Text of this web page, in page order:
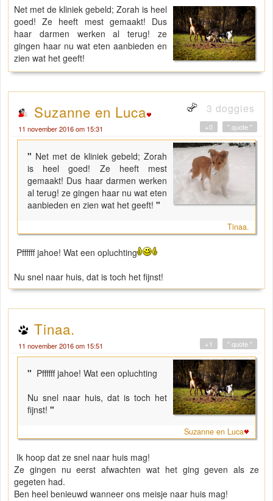
Net met de kliniek gebeld; Zorah is heel
goed! Ze heeft mest gemaakt! Dus
haar darmen werken al terug! ze
gingen haar nu wat eten aanbieden en
zien wat het geeft!
Suzanne en Luca 3 doggies
11 november 2016 om 15:31 " quote "
+0
" Net met de kliniek gebeld; Zorah
is heel goed! Ze heeft mest
gemaakt! Dus haar darmen werken
al terug! ze gingen haar nu wat eten
aanbieden en zien wat het geeft! "
Tinaa.
Pffffff jahoe! Wat een opluchting
Nu snel naar huis, dat is toch het fijnst!
Tinaa.
11 november 2016 om 15:51 " quote "
+1
" Pffffff jahoe! Wat een opluchting
Nu snel naar huis, dat is toch het
fijnst! "
Suzanne en Luca
Ik hoop dat ze snel naar huis mag!
Ze gingen nu eerst afwachten wat het ging geven als ze
gegeten had.
Ben heel benieuwd wanneer ons meisje naar huis mag!